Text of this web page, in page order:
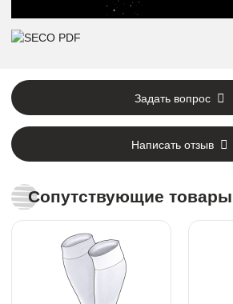
Задать вопрос
Написать отзыв
Сопутствующие товары